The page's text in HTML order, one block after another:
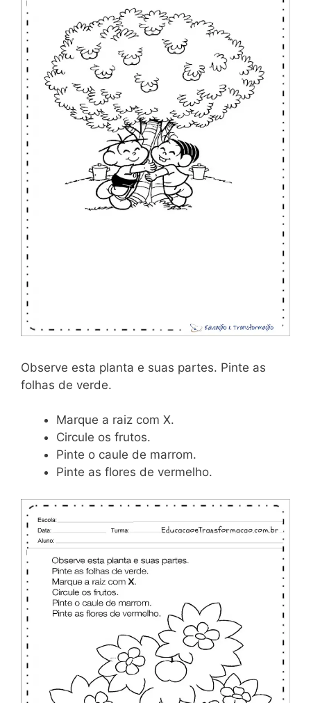
Observe esta planta e suas partes. Pinte as
folhas de verde.
Marque a raiz com X.
Circule os frutos.
Pinte o caule de marrom.
Pinte as flores de vermelho.